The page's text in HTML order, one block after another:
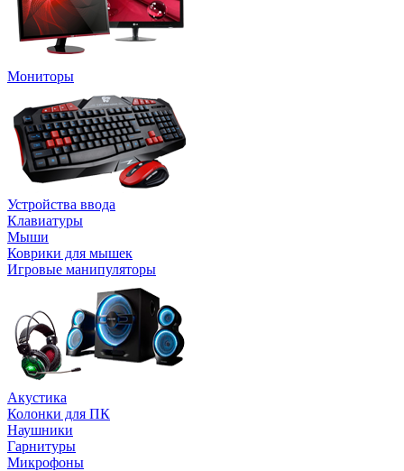
Мониторы
Устройства ввода
Клавиатуры
Мыши
Коврики для мышек
Игровые манипуляторы
Акустика
Колонки для ПК
Наушники
Гарнитуры
Микрофоны